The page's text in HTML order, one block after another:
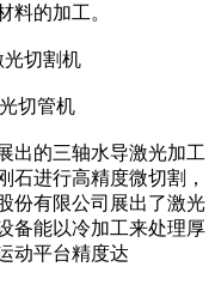
料的加工。
光切割机
切管机
的三轴水导激光加工
石进行高精度微切割，
份有限公司展出了激光
备能以冷加工来处理厚
动平台精度达